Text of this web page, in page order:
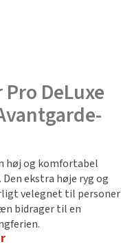
DeLuxe
høj og komfortabel
ekstra høje ryg og
velegnet til personer
bidrager til en